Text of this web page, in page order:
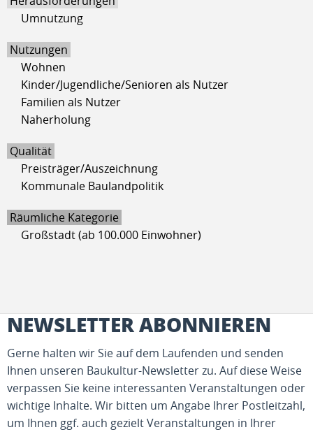
Umnutzung
Nutzungen
Wohnen
Kinder/Jugendliche/Senioren als Nutzer
Familien als Nutzer
Naherholung
Qualität
Preisträger/Auszeichnung
Kommunale Baulandpolitik
Räumliche Kategorie
Großstadt (ab 100.000 Einwohner)
NEWSLETTER ABONNIEREN
Gerne halten wir Sie auf dem Laufenden und senden
Ihnen unseren Baukultur-Newsletter zu. Auf diese Weise
verpassen Sie keine interessanten Veranstaltungen oder
wichtige Inhalte. Wir bitten um Angabe Ihrer Postleitzahl,
um Ihnen ggf. auch gezielt Veranstaltungen in Ihrer